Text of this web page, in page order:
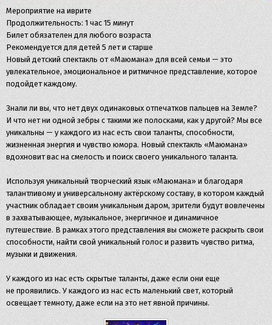
Мероприятие на иврите
Продолжительность: 1 час 15 минут
Билет обязателен для любого возраста
Рекомендуется для детей 5 лет и старше
Новый детский спектакль от «Маюмана» для всей семьи — это
увлекательное, эмоциональное и ритмичное представление, которое
подойдет каждому.
Знали ли вы, что нет двух одинаковых отпечатков пальцев на Земле?
И что нет ни одной зебры с такими же полосками, как у другой? Мы все
уникальны — у каждого из нас есть свои таланты, способности,
жизненная энергия и чувство юмора. Новый спектакль «Маюмана»
вдохновит вас на смелость и поиск своего уникального таланта.
Используя уникальный творческий язык «Маюмана» и благодаря
талантливому и универсальному актёрскому составу, в котором каждый
участник обладает своим уникальным даром, зрители будут вовлечены
в захватывающее, музыкальное, энергичное и динамичное
путешествие. В рамках этого представления вы сможете раскрыть свои
способности, найти свой уникальный голос и развить чувство ритма,
музыки и движения.
У каждого из нас есть скрытые таланты, даже если они еще
не проявились. У каждого из нас есть маленький свет, который
освещает темноту, даже если на это нет явной причины.